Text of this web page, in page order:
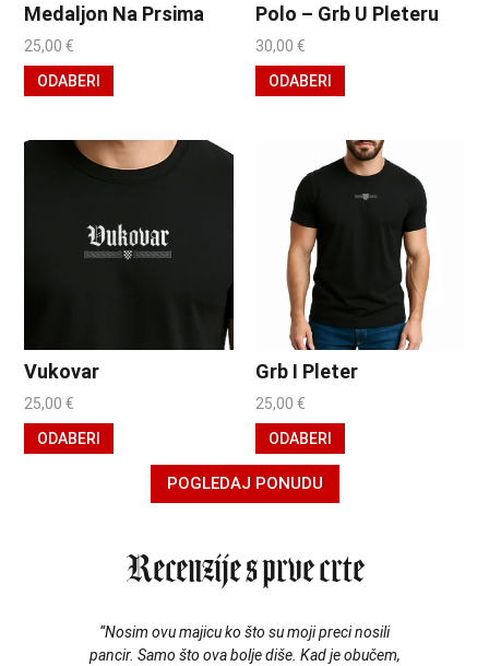
Medaljon Na Prsima
25,00€
ODABERI
Polo – Grb U Pleteru
30,00 €
ODABERI
Vukovar
25,00€
ODABERI
Grb I Pleter
25,00 €
ODABERI
POGLEDAJ PONUDU
Recenzije s prve crte
“Nosim ovu majicu ko što su moji preci nosili
pancir. Samo što ova bolje diše. Kad je obučem,